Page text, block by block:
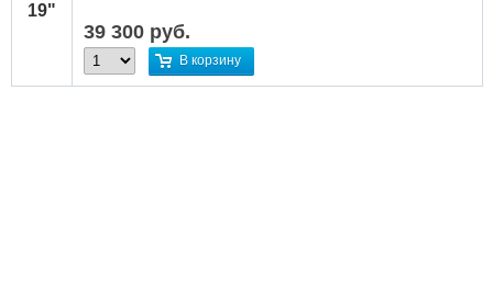
19"
39 300 руб.
В корзину